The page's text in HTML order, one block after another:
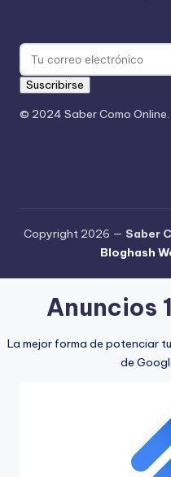
Suscribirse
© 2024 Saber Como
Copyright 2026 — Saber
Bloghash
Anuncios
La mejor forma de potenciar
de